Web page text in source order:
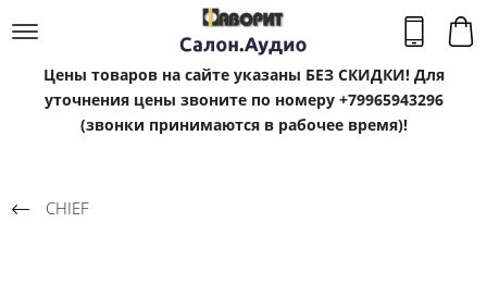
Цены товаров на сайте указаны БЕЗ СКИДКИ! Для
уточнения цены звоните по номеру +79965943296
(звонки принимаются в рабочее время)!
CHIEF